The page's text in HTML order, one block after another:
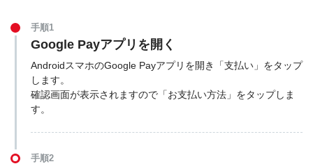
手順1
Google Payアプリを開く
AndroidスマホのGoogle Payアプリを開き「支払い」をタップ
します。
確認画面が表示されますので「お支払い方法」をタップしま
す。
手順2